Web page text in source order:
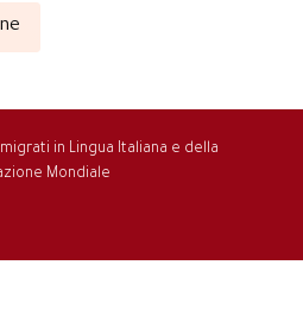
in Lingua Italiana e della
Mondiale